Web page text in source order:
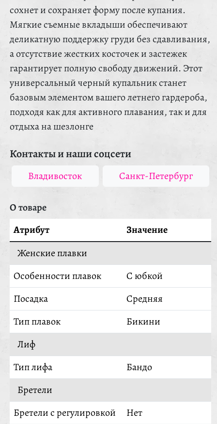
сохнет и сохраняет форму после купания.
Мягкие съемные вкладыши обеспечивают
деликатную поддержку груди без сдавливания,
а отсутствие жестких косточек и застежек
гарантирует полную свободу движений. Этот
универсальный черный купальник станет
базовым элементом вашего летнего гардероба,
подходя как для активного плавания, так и для
отдыха на шезлонге
Контакты и наши соцсети
Владивосток Санкт-Петербург
О товаре
Атрибут
Значение
Женские плавки
Особенности плавок
С юбкой
Посадка
Средняя
Тип плавок
Бикини
Лиф
Тип лифа
Бандо
Бретели
Бретели с регулировкой
Нет